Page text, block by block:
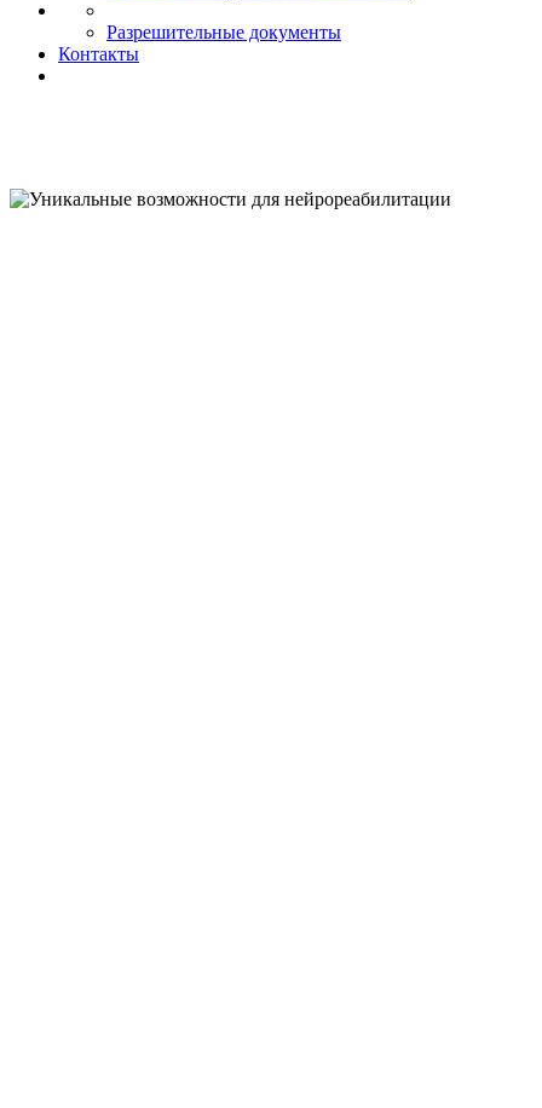
Разрешительные документы
Контакты